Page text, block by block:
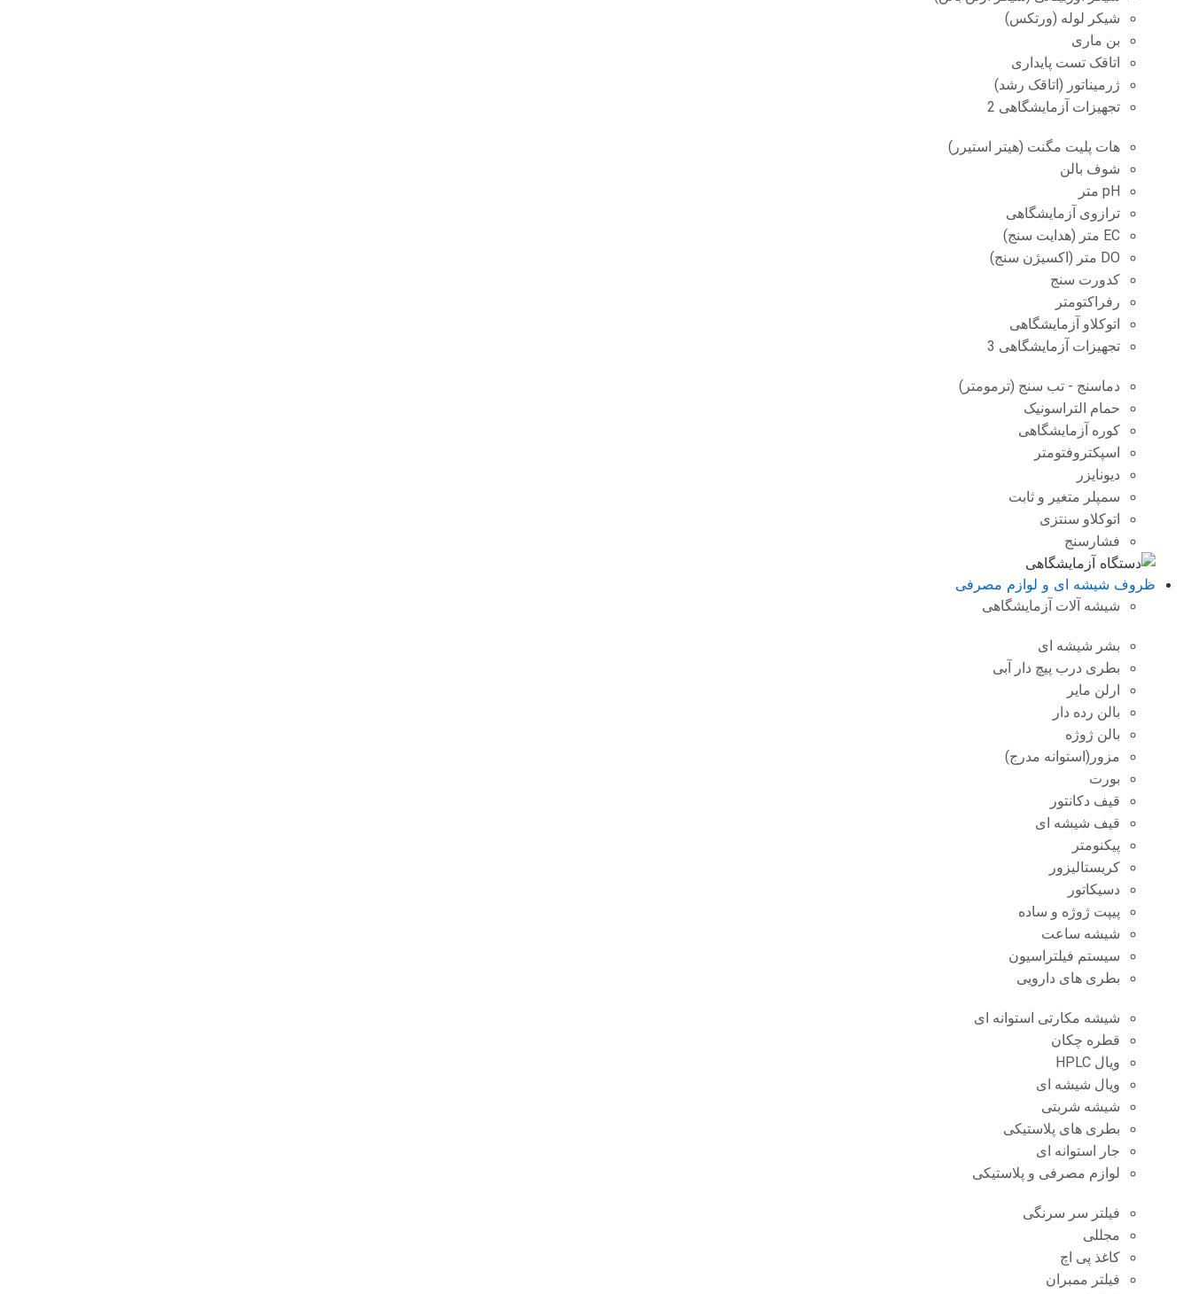
شیکر لوله (ورتکس)
بن ماری
اتاقک تست پایداری
ژرمیناتور (اتاقک رشد)
تجهیزات آزمایشگاهی 2
هات پلیت مگنت (هیتر استیرر)
شوف بالن
pH متر
ترازوی آزمایشگاهی
EC متر (هدایت سنج)
DO متر (اکسیژن سنج)
کدورت سنج
رفراکتومتر
اتوکلاو آزمایشگاهی
تجهیزات آزمایشگاهی 3
دماسنج - تب سنج (ترمومتر)
حمام التراسونیک
کوره آزمایشگاهی
اسپکتروفتومتر
دیونایزر
سمپلر متغیر و ثابت
اتوکلاو سنتزی
فشارسنج
ظروف شیشه ای و لوازم مصرفی
شیشه آلات آزمایشگاهی
بشر شیشه ای
بطری درب پیچ دار آبی
ارلن مایر
بالن رده دار
بالن ژوژه
مزور(استوانه مدرج)
بورت
قیف دکانتور
قیف شیشه ای
پیکنومتر
کریستالیزور
دسیکاتور
پیپت ژوژه و ساده
شیشه ساعت
سیستم فیلتراسیون
بطری های دارویی
شیشه مکارتی استوانه ای
قطره چکان
ویال HPLC
ویال شیشه ای
شیشه شربتی
بطری های پلاستیکی
جار استوانه ای
لوازم مصرفی و پلاستیکی
فیلتر سر سرنگی
مجللی
کاغذ پی اچ
فیلتر ممبران